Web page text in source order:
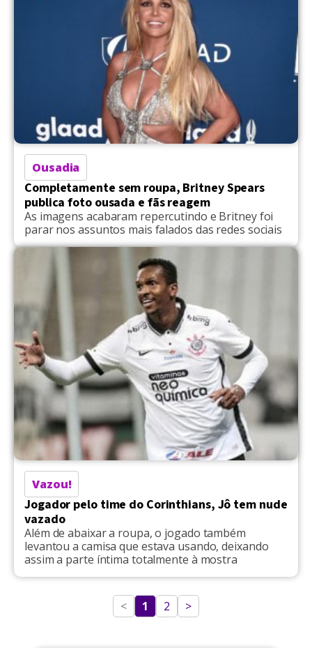
Ousadia
Completamente sem roupa, Britney Spears
publica foto ousada e fãs reagem
As imagens acabaram repercutindo e Britney foi
parar nos assuntos mais falados das redes sociais
Vazou!
Jogador pelo time do Corinthians, Jô tem nude
vazado
Além de abaixar a roupa, o jogado também
levantou a camisa que estava usando, deixando
assim a parte íntima totalmente à mostra
< 1 2 >